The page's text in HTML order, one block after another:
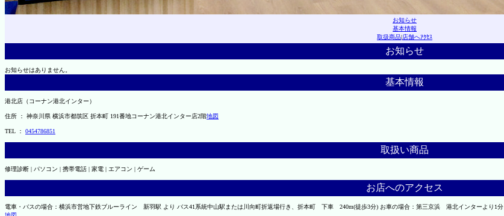
お知らせ
基本情報
取扱商品|店舗へｱｸｾｽ
お知らせ
お知らせはありません。
基本情報
港北店（コーナン港北インター）
住所 ： 神奈川県 横浜市都筑区 折本町 191番地コーナン港北インター店2階地図
TEL ： 0454786851
取扱い商品
修理診断 | パソコン | 携帯電話 | 家電 | エアコン | ゲーム
お店へのアクセス
電車・バスの場合：横浜市営地下鉄ブルーライン 新羽駅 より バス41系統中山駅または川向町折返場行き、折本町 下車 240m(徒歩3分) お車の場合：第三京浜 港北インターより1分